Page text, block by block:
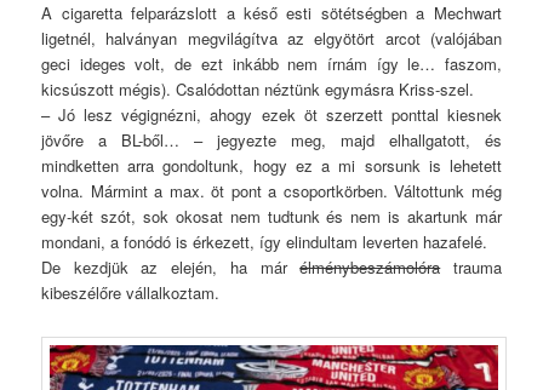
A cigaretta felparázslott a késő esti sötétségben a Mechwart
ligetnél, halványan megvilágítva az elgyötört arcot (valójában
geci ideges volt, de ezt inkább nem írnám így le… faszom,
kicsúszott mégis). Csalódottan néztünk egymásra Kriss-szel.
– Jó lesz végignézni, ahogy ezek öt szerzett ponttal kiesnek
jövőre a BL-ből… – jegyezte meg, majd elhallgatott, és
mindketten arra gondoltunk, hogy ez a mi sorsunk is lehetett
volna. Mármint a max. öt pont a csoportkörben. Váltottunk még
egy-két szót, sok okosat nem tudtunk és nem is akartunk már
mondani, a fonódó is érkezett, így elindultam leverten hazafelé.
De kezdjük az elején, ha márélménybeszámolóratrauma
kibeszélőre vállalkoztam.